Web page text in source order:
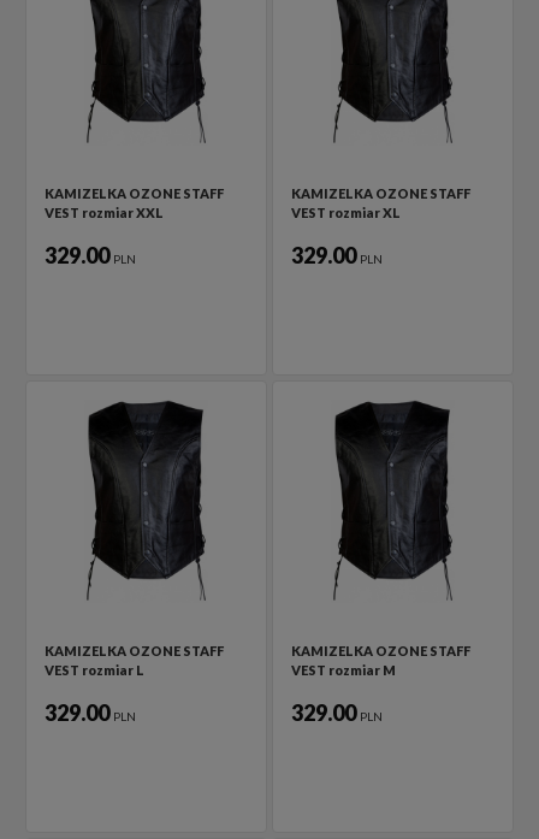
KAMIZELKA OZONE STAFF
VEST rozmiar XXL
329.00 PLN
KAMIZELKA OZONE STAFF
VEST rozmiar XL
329.00 PLN
KAMIZELKA OZONE STAFF
VEST rozmiar L
329.00 PLN
KAMIZELKA OZONE STAFF
VEST rozmiar M
329.00 PLN